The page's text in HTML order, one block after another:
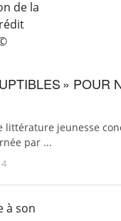
» POUR
littérature jeunesse
par ...